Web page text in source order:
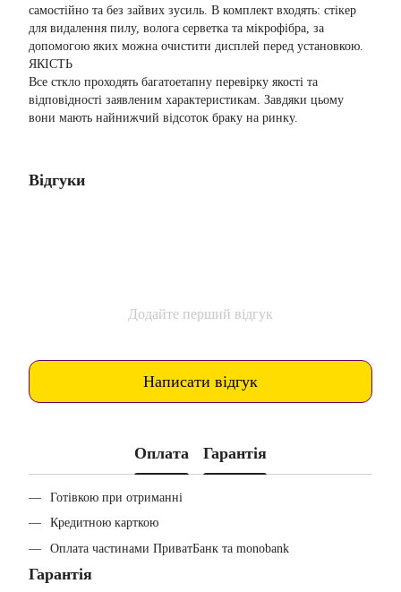
самостійно та без зайвих зусиль. В комплект входять: стікер
для видалення пилу, волога серветка та мікрофібра, за
допомогою яких можна очистити дисплей перед установкою.
ЯКІСТЬ
Все сткло проходять багатоетапну перевірку якості та
відповідності заявленим характеристикам. Завдяки цьому
вони мають найнижчий відсоток браку на ринку.
Відгуки
Додайте перший відгук
Написати відгук
Оплата Гарантія
Готівкою при отриманні
Кредитною карткою
Оплата частинами ПриватБанк та monobank
Гарантія